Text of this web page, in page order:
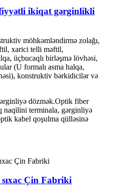
ikiqat gərginlikli
möhkəmləndirmə zolağı,
xarici telli məftil,
üçbucaqlı birləşmə lövhəsi,
(U formalı asma halqa,
konstruktiv bərkidicilər və
dözmək.Optik fiber
naqilini terminala, gərginliyə
kabel qoşulma qülləsinə
Çin Fabriki